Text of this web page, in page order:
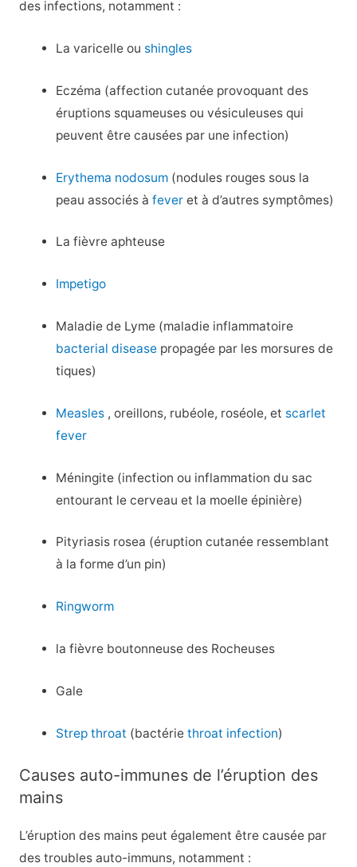
des infections, notamment :
La varicelle ou shingles
Eczéma (affection cutanée provoquant des
éruptions squameuses ou vésiculeuses qui
peuvent être causées par une infection)
Erythema nodosum (nodules rouges sous la
peau associés àfever et à d’autres symptômes)
La fièvre aphteuse
Impetigo
Maladie de Lyme (maladie inflammatoire
bacterial disease propagée par les morsures de
tiques)
Measles , oreillons, rubéole, roséole, et scarlet
fever
Méningite (infection ou inflammation du sac
entourant le cerveau et la moelle épinière)
Pityriasis rosea (éruption cutanée ressemblant
à la forme d’un pin)
Ringworm
la fièvre boutonneuse des Rocheuses
Gale
Strep throat (bactériethroat infection)
Causes auto-immunes de l’éruption des
mains
L’éruption des mains peut également être causée par
des troubles auto-immuns, notamment :